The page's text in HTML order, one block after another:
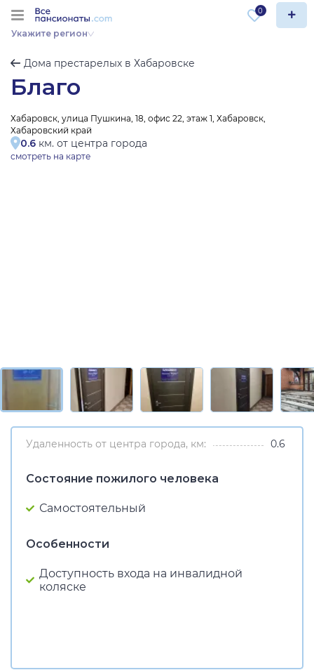
Укажите регион
0
Дома престарелых в Хабаровске
Благо
Хабаровск, улица Пушкина, 18, офис 22, этаж 1, Хабаровск,
Хабаровский край
0.6 км. от центра города
смотреть на карте
Удаленность от центра города, км: 0.6
Состояние пожилого человека
Самостоятельный
Особенности
Доступность входа на инвалидной
коляске